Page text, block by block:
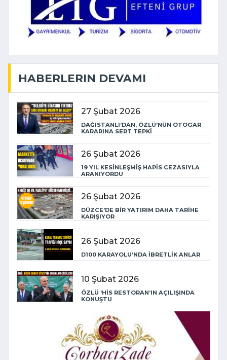
HABERLERIN DEVAMI
27 Şubat 2026
DAĞISTANLI’DAN, ÖZLÜ’NÜN OTOGAR
KARARINA SERT TEPKİ
26 Şubat 2026
19 YIL KESİNLEŞMİŞ HAPİS CEZASIYLA
ARANIYORDU
26 Şubat 2026
DÜZCE’DE BİR YATIRIM DAHA TARİHE
KARIŞIYOR
26 Şubat 2026
D100 KARAYOLU’NDA İBRETLİK ANLAR
10 Şubat 2026
ÖZLÜ ‘HİS RESTORAN’IN AÇILIŞINDA
KONUŞTU